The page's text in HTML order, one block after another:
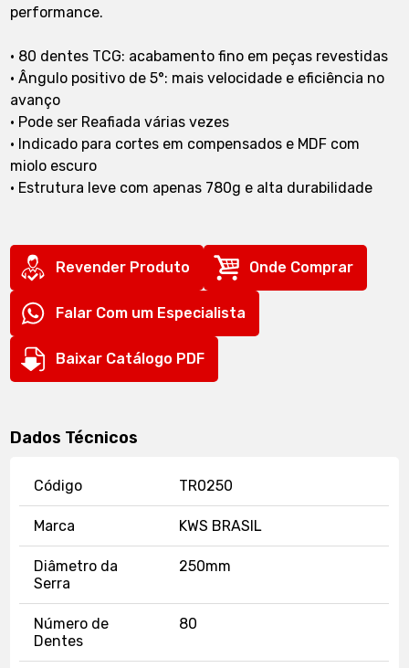
performance.
• 80 dentes TCG: acabamento fino em peças revestidas
• Ângulo positivo de 5°: mais velocidade e eficiência no
avanço
• Pode ser Reafiada várias vezes
• Indicado para cortes em compensados e MDF com
miolo escuro
• Estrutura leve com apenas 780g e alta durabilidade
Revender Produto Onde Comprar
Falar Com um Especialista
Baixar Catálogo PDF
Dados Técnicos
Código TR0250
Marca KWS BRASIL
Diâmetro da
Serra
250mm
Número de
Dentes
80